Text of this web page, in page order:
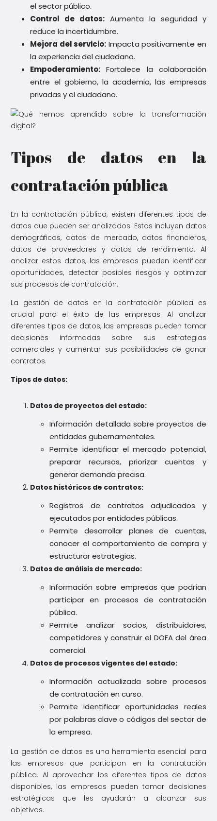
el sector público.
Control de datos: Aumenta la seguridad y
reduce la incertidumbre.
Mejora del servicio: Impacta positivamente en
la experiencia del ciudadano.
Empoderamiento: Fortalece la colaboración
entre el gobierno, la academia, las empresas
privadas y el ciudadano.
Tipos de datos en la
contratación pública
En la contratación pública, existen diferentes tipos de
datos que pueden ser analizados. Estos incluyen datos
demográficos, datos de mercado, datos financieros,
datos de proveedores y datos de rendimiento. Al
analizar estos datos, las empresas pueden identificar
oportunidades, detectar posibles riesgos y optimizar
sus procesos de contratación.
La gestión de datos en la contratación pública es
crucial para el éxito de las empresas. Al analizar
diferentes tipos de datos, las empresas pueden tomar
decisiones informadas sobre sus estrategias
comerciales y aumentar sus posibilidades de ganar
contratos.
Tipos de datos:
Datos de proyectos del estado:
Información detallada sobre proyectos de
entidades gubernamentales.
Permite identificar el mercado potencial,
preparar recursos, priorizar cuentas y
generar demanda precisa.
Datos históricos de contratos:
Registros de contratos adjudicados y
ejecutados por entidades públicas.
Permite desarrollar planes de cuentas,
conocer el comportamiento de compra y
estructurar estrategias.
Datos de análisis de mercado:
Información sobre empresas que podrían
participar en procesos de contratación
pública.
Permite analizar socios, distribuidores,
competidores y construir el DOFA del área
comercial.
Datos de procesos vigentes del estado:
Información actualizada sobre procesos
de contratación en curso.
Permite identificar oportunidades reales
por palabras clave o códigos del sector de
la empresa.
La gestión de datos es una herramienta esencial para
las empresas que participan en la contratación
pública. Al aprovechar los diferentes tipos de datos
disponibles, las empresas pueden tomar decisiones
estratégicas que les ayudarán a alcanzar sus
objetivos.